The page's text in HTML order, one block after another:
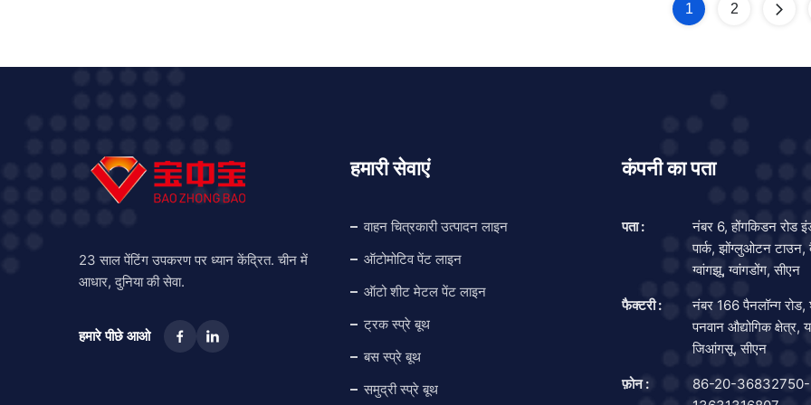
paint material --products
Some necessary main
1 2
23 साल पेंटिंग उपकरण पर ध्यान केंद्रित. चीन में
आधार, दुनिया की सेवा.
हमारे पीछे आओ
हमारी सेवाएं
वाहन चित्रकारी उत्पादन लाइन
ऑटोमोटिव पेंट लाइन
ऑटो शीट मेटल पेंट लाइन
ट्रक स्प्रे बूथ
बस स्प्रे बूथ
समुद्री स्प्रे बूथ
कंपनी का पता
पता :
नंबर 6, होंगकिडन रोड
पार्क, झोंग्लुओटन टाउन,
ग्वांगझू, ग्वांगडोंग, सीएन
फैक्टरी :
नंबर 166 पैनलॉन्ग रोड,
पनवान औद्योगिक क्षेत्र,
जिआंगसू, सीएन
फ़ोन :
86-20-36832750-